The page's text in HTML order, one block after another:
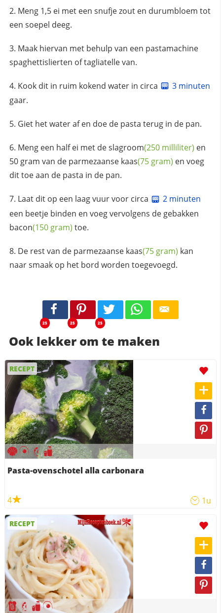
Meng 1,5 ei met een snufje zout en durumbloem tot
een soepel deeg.
Maak hiervan met behulp van een pastamachine
spaghettislierten of tagliatelle van.
Kook dit in ruim kokend water in circa
3 minuten
gaar.
Giet het water af en doe de pasta terug in de pan.
Meng een half ei met deslagroom(250 milliliter) en
50 gram van de parmezaanse kaas(75 gram) en voeg
dit toe aan de pasta in de pan.
Laat dit op een laag vuur voor circa
2 minuten
een beetje binden en voeg vervolgens de gebakken
bacon(150 gram) toe.
De rest van de parmezaanse kaas(75 gram) kan
naar smaak op het bord worden toegevoegd.
25 25 25
Ook lekker om te maken
RECEPT
Pasta-ovenschotel alla carbonara
4 1u
RECEPT